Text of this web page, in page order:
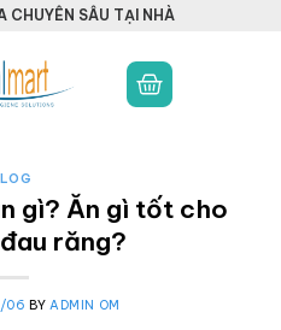
CHUYÊN SÂU TẠI NHÀ
gì? Ăn gì tốt cho
răng?
06 BY ADMIN OM